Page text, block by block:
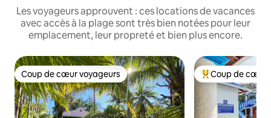
Les voyageurs approuvent : ces locations de vacances
avec accès à la plage sont très bien notées pour leur
emplacement, leur propreté et bien plus encore.
Coup de cœur voyageurs
Coup de cœur voyageurs Coups de cœur
Coup de cœur